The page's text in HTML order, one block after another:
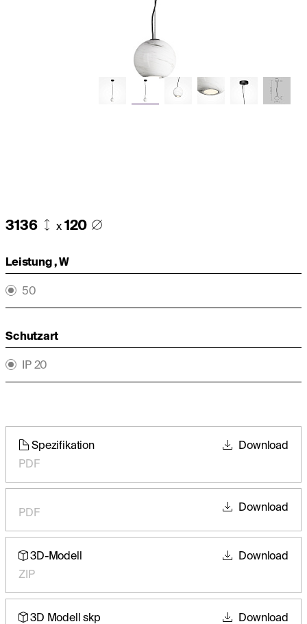
3136 x 120
Leistung , W
50
Schutzart
IP 20
Spezifikation
PDF
Download
PDF Download
3D-Modell
ZIP
Download
3D Modell skp
Download